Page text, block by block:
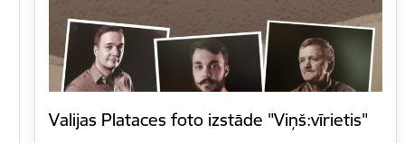
Valijas Plataces foto izstāde "Viņš:vīrietis"